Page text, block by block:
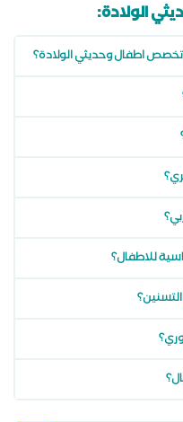
الولادة:
تخصص اطفال وحديثي الولادة؟
للاطفال؟